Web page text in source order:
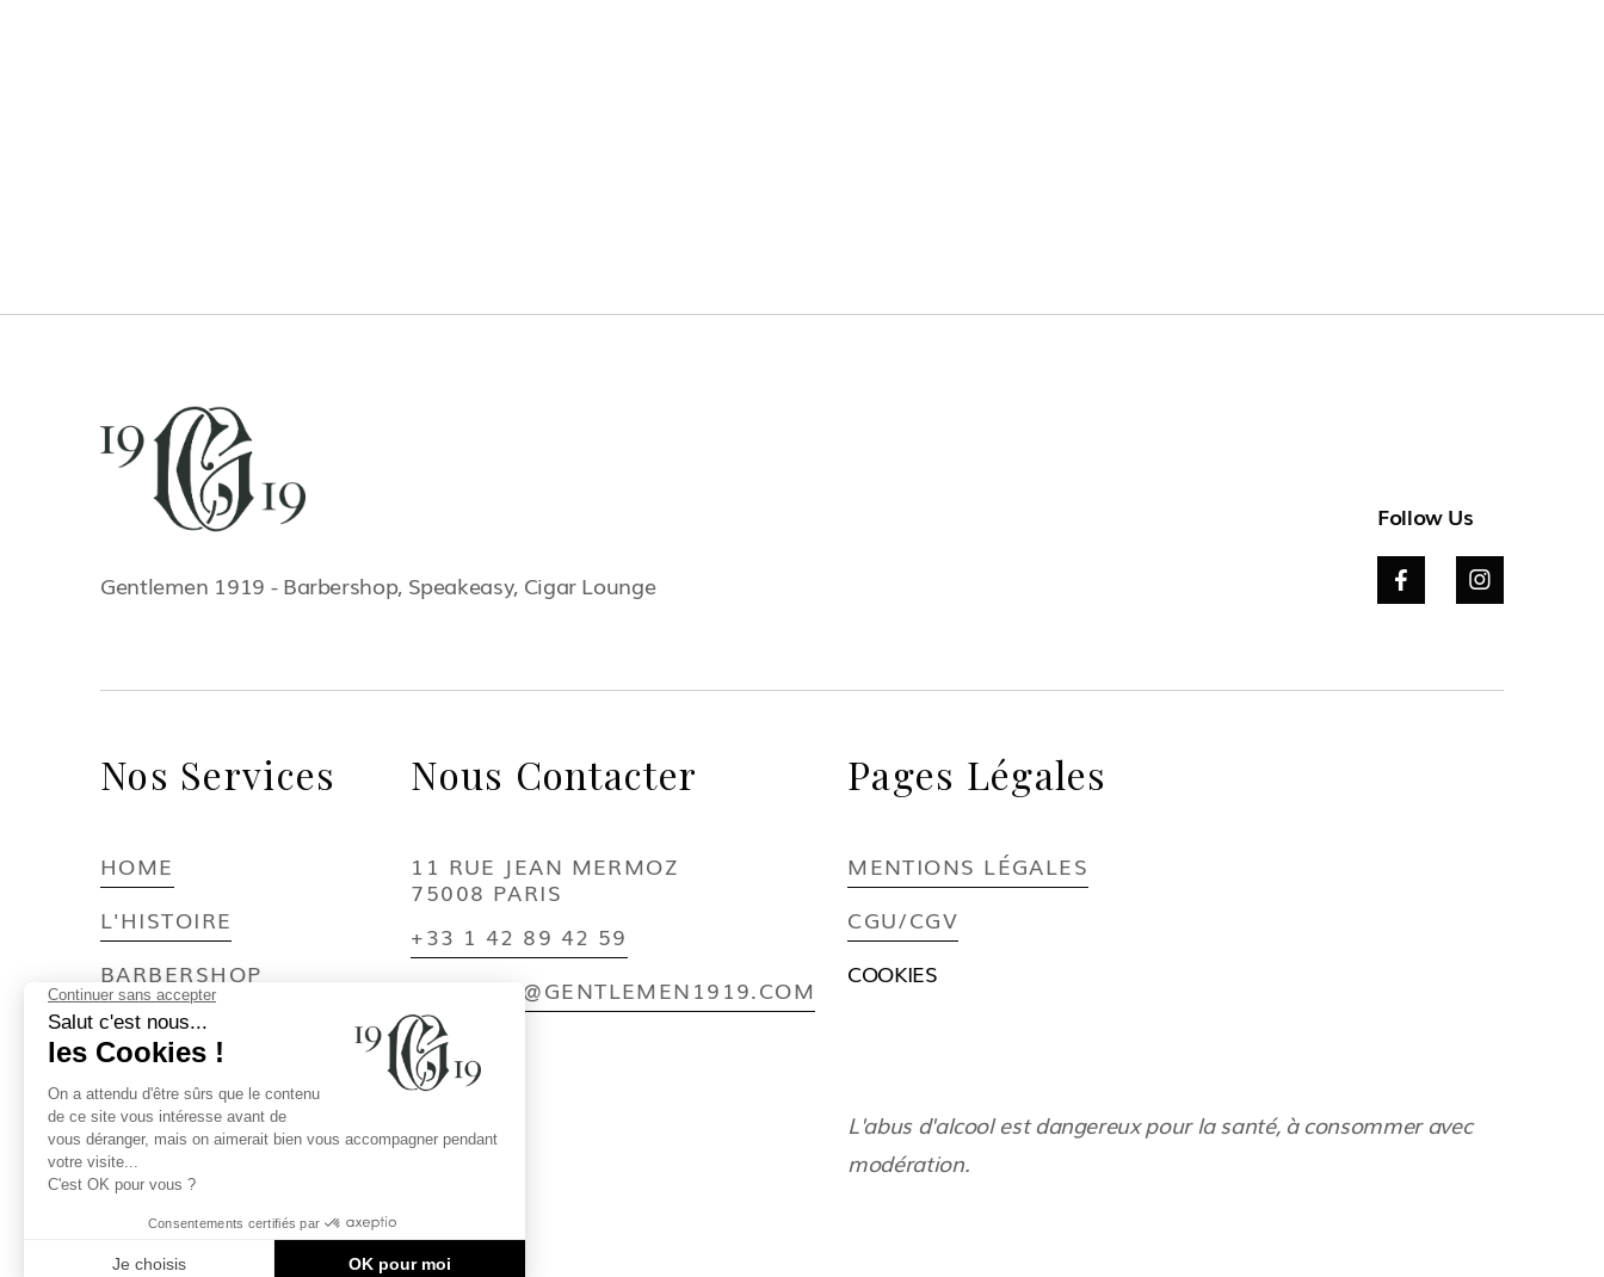
Gentlemen 1919 - Barbershop, Speakeasy, Cigar Lounge
Follow Us
 
Nos Services
HOME
L'HISTOIRE
BARBERSHOP
SPEAKEASY BAR
FUMOIRS & CIGARES
CONTACT
Nous Contacter
11 RUE JEAN MERMOZ
75008 PARIS
+33 1 42 89 42 59
CONTACT@GENTLEMEN1919.COM
Pages Légales
MENTIONS LÉGALES
CGU/CGV
COOKIES
L'abus d'alcool est dangereux pour la santé, à consommer avec
modération.